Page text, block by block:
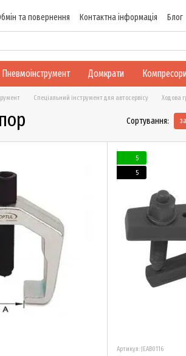
та повернення Контактна інформація Блог
Пневмоінструмент Домкрати
Спеціальний інструмент для автосервісу Ходова
Сортування:
5
5
Артикул: JEAB0116